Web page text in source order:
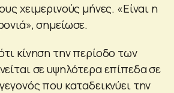
χειμερινούς μήνες. «Είναι η
σημείωσε.
κίνηση την περίοδο των
σε υψηλότερα επίπεδα σε
που καταδεικνύει την